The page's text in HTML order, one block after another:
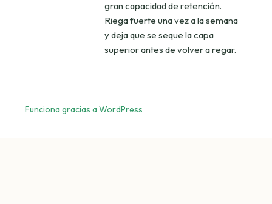
gran capacidad de retención.
Riega fuerte una vez a la semana
y deja que se seque la capa
superior antes de volver a regar.
Funciona gracias a WordPress